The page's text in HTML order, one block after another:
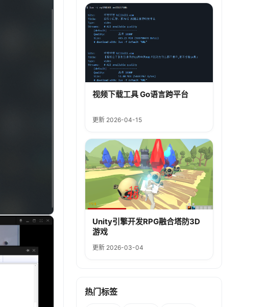
视频下载工具 Go语言跨平台
更新 2026-04-15
Unity引擎开发RPG融合塔防3D
游戏
更新 2026-03-04
热门标签